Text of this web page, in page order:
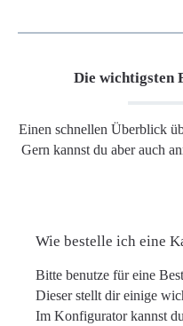
Die wichtigsten
Einen schnellen Überblick
Gern kannst du aber auch
Wie bestelle ich eine
Bitte benutze für eine
Dieser stellt dir einige
Im Konfigurator kannst